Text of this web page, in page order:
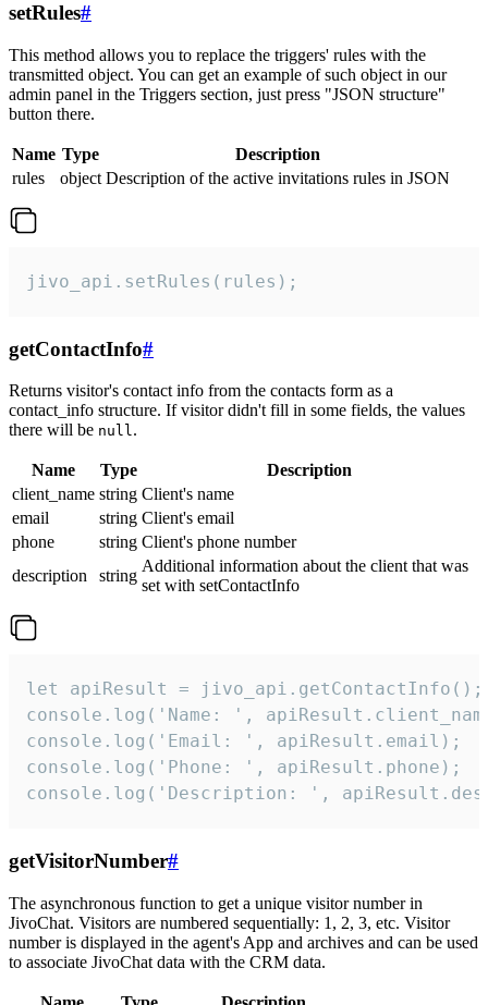
setRules#
This method allows you to replace the triggers' rules with the
transmitted object. You can get an example of such object in our
admin panel in the Triggers section, just press "JSON structure"
button there.
Name Type
Description
rules
object Description of the active invitations rules in JSON
jivo_api.setRules(rules);
getContactInfo#
Returns visitor's contact info from the contacts form as a
contact_info structure. If visitor didn't fill in some fields, the values
there will be null.
Name Type
Description
client_name string Client's name
email
string Client's email
phone
string Client's phone number
description
string
Additional information about the client that was
set with setContactInfo
let apiResult = jivo_api.getContactInfo();
console.log('Name: ',
console.log('Email: ', apiResult.email);
console.log('Phone: ', apiResult.phone);
console.log('Description: ',
getVisitorNumber#
The asynchronous function to get a unique visitor number in
JivoChat. Visitors are numbered sequentially: 1, 2, 3, etc. Visitor
number is displayed in the agent's App and archives and can be used
to associate JivoChat data with the CRM data.